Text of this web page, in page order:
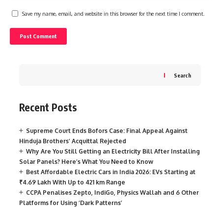
Save my name, email, and website in this browser for the next time I comment.
Search
Recent Posts
Supreme Court Ends Bofors Case: Final Appeal Against
Hinduja Brothers’ Acquittal Rejected
Why Are You Still Getting an Electricity Bill After Installing
Solar Panels? Here’s What You Need to Know
Best Affordable Electric Cars in India 2026: EVs Starting at
₹4.69 Lakh With Up to 421 km Range
CCPA Penalises Zepto, IndiGo, Physics Wallah and 6 Other
Platforms for Using ‘Dark Patterns’